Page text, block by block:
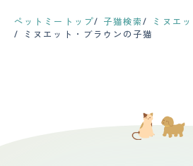
ペットミートップ 子猫検索
ミヌエ
ミヌエット・ブラウンの子猫